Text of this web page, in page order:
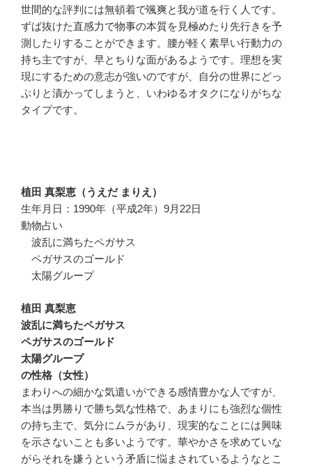
世間的な評判には無頓着で颯爽と我が道を行く人です。
ずば抜けた直感力で物事の本質を見極めたり先行きを予
測したりすることができます。腰が軽く素早い行動力の
持ち主ですが、早とちりな面があるようです。理想を実
現にするための意志が強いのですが、自分の世界にどっ
ぷりと漬かってしまうと、いわゆるオタクになりがちな
タイプです。
植田 真梨恵（うえだ まりえ）
生年月日：1990年（平成2年）9月22日
動物占い
波乱に満ちたペガサス
ペガサスのゴールド
太陽グループ
植田 真梨恵
波乱に満ちたペガサス
ペガサスのゴールド
太陽グループ
の性格（女性）
まわりへの細かな気遣いができる感情豊かな人ですが、
本当は男勝りで勝ち気な性格で、あまりにも強烈な個性
の持ち主で、気分にムラがあり、現実的なことには興味
を示さないことも多いようです。華やかさを求めていな
がらそれを嫌うという矛盾に悩まされているようなとこ